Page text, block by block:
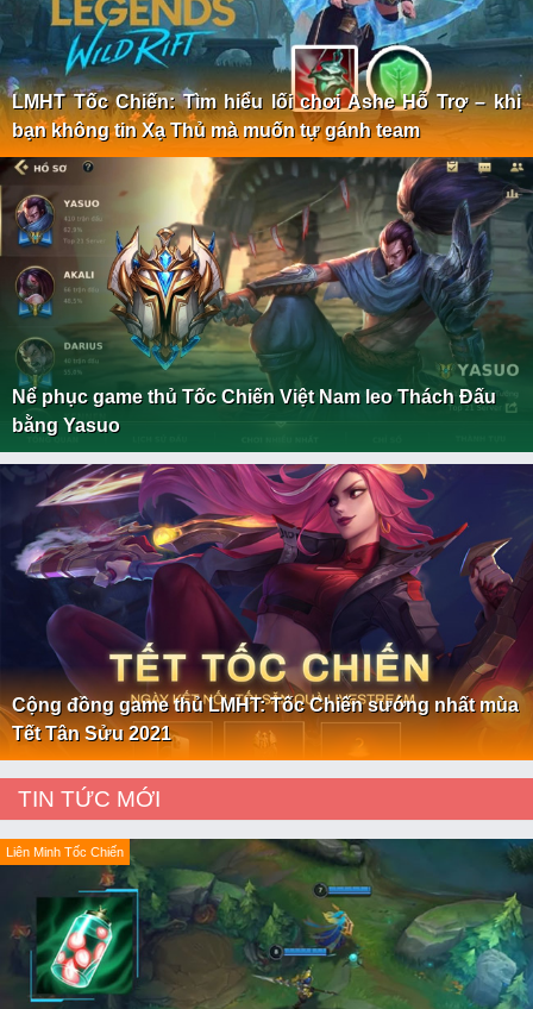
LMHT Tốc Chiến: Tìm hiểu lối chơi Ashe Hỗ Trợ – khi
bạn không tin Xạ Thủ mà muốn tự gánh team
Nể phục game thủ Tốc Chiến Việt Nam leo Thách Đấu
bằng Yasuo
Cộng đồng game thủ LMHT: Tốc Chiến sướng nhất mùa
Tết Tân Sửu 2021
TIN TỨC MỚI
Liên Minh Tốc Chiến